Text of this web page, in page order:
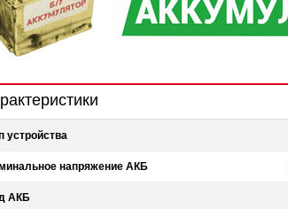
устройства
напряжение АКБ
АКБ